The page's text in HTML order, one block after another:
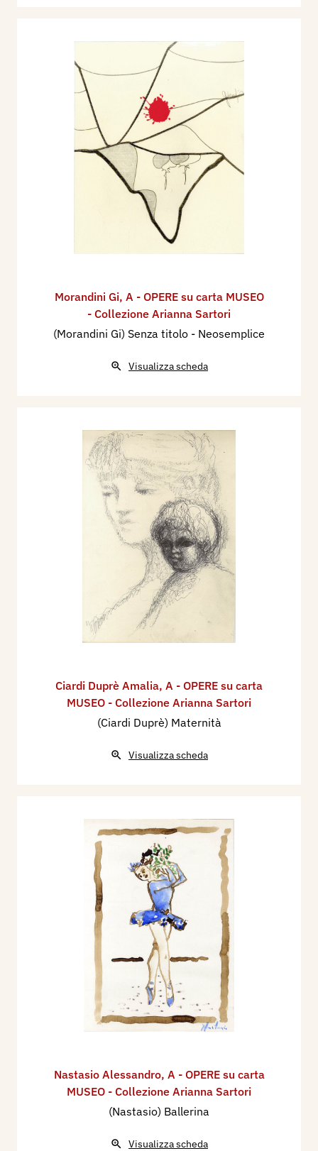
Morandini Gi, A - OPERE su carta MUSEO
- Collezione Arianna Sartori
(Morandini Gi) Senza titolo - Neosemplice
Visualizza scheda
Ciardi Duprè Amalia, A - OPERE su carta
MUSEO - Collezione Arianna Sartori
(Ciardi Duprè) Maternità
Visualizza scheda
Nastasio Alessandro, A - OPERE su carta
MUSEO - Collezione Arianna Sartori
(Nastasio) Ballerina
Visualizza scheda